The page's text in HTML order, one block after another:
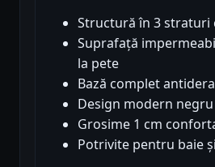
Structură în 3 straturi
Suprafață
la pete
Bază complet
Design modern
Grosime 1 cm
Potrivite pentru baie